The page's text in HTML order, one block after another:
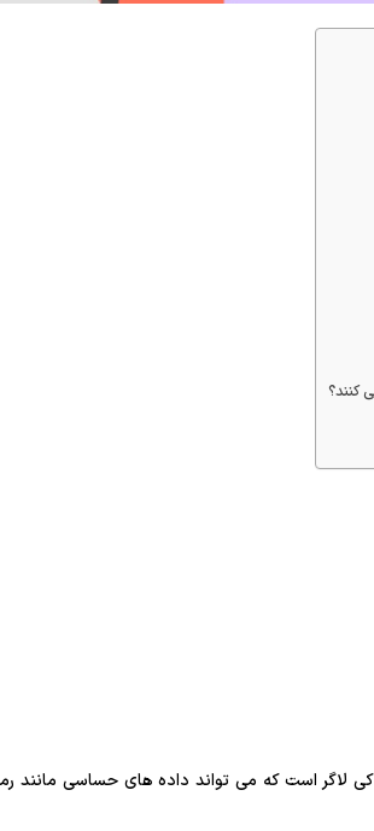
کنند؟
کی لاگر است که می تواند داده های حساسی مانند